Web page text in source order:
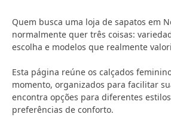
Quem busca uma loja de sapatos em
normalmente quer três coisas:
escolha e modelos que realmente
Esta página reúne os calçados
momento, organizados para facilitar
encontra opções para diferentes
preferências de conforto.